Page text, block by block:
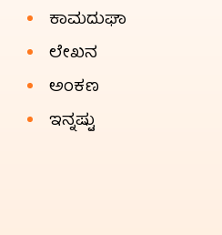
ಕಾಮದುಘಾ
ಲೇಖನ
ಅಂಕಣ
ಇನ್ನಷ್ಟು